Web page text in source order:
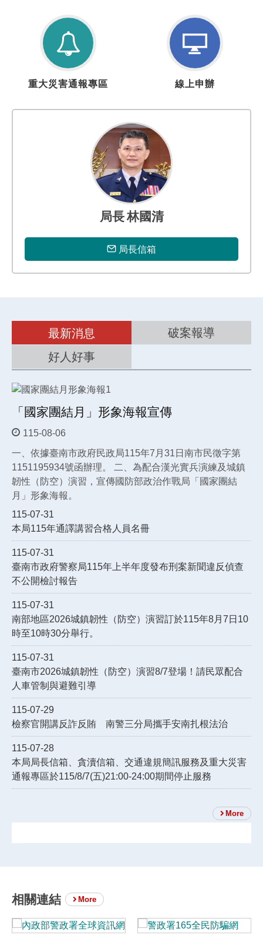
計
載
大
重大災害通報專區
上
線上申辦
局長 林國清
局長信箱
最新消息
破案報導
好人好事
「國家團結月」形象海報宣傳
115-08-06
一、依據臺南市政府民政局115年7月31日南市民徵字第
1151195934號函辦理。 二、為配合漢光實兵演練及城鎮
韌性（防空）演習，宣傳國防部政治作戰局「國家團結
月」形象海報。
115-07-31
本局115年通譯講習合格人員名冊
115-07-31
臺南市政府警察局115年上半年度發布刑案新聞違反偵查
不公開檢討報告
115-07-31
南部地區2026城鎮韌性（防空）演習訂於115年8月7日10
時至10時30分舉行。
115-07-31
臺南市2026城鎮韌性（防空）演習8/7登場！請民眾配合
人車管制與避難引導
115-07-29
檢察官開講反詐反賄 南警三分局攜手安南扎根法治
115-07-28
本局局長信箱、貪瀆信箱、交通違規簡訊服務及重大災害
通報專區於115/8/7(五)21:00-24:00期間停止服務
More
相關連結 More